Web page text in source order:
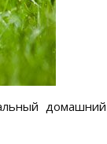
домашний